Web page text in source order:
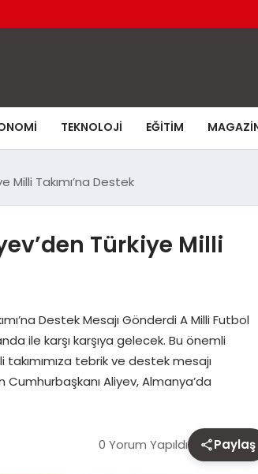
TEKNOLOJI EĞITIM
Takımı’na Destek
Türkiye Milli
Destek Mesajı Gönderdi A Milli Futbol
ile karşı karşıya gelecek. Bu önemli
tebrik ve destek mesajı
Cumhurbaşkanı Aliyev, Almanya’da
0 Yorum Yapıldı Paylaş